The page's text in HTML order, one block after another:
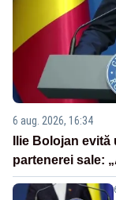
6 aug. 2026, 16:34
Ilie Bolojan
partenerei sale: